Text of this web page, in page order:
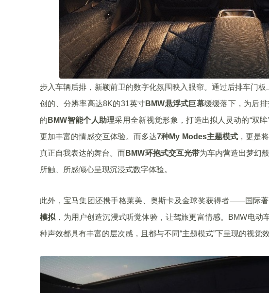
步入车辆后排，新颖前卫的数字化氛围映入眼帘。通过后排车门板
创的、分辨率高达8K的31英寸BMW悬浮式巨幕缓缓落下，为后
的 BMW智能个人助理采用全新视觉形象，打造出拟人灵动的“双
更加丰富的情感交互体验。而多达7种My Modes主题模式，更是
真正自我表达的舞台。而BMW环抱式交互光带为车内营造出梦幻
所触、所感倾心呈现沉浸式数字体验。
此外，宝马集团还携手格莱美、奥斯卡及金球奖获得者——国际著
模拟 ，为用户创造沉浸式听觉体验，让驾旅更富情感。BMW电动
种声效都具有丰富的层次感，且都与不同“主题模式”下呈现的视觉